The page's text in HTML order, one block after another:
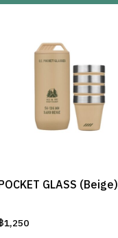
GLASS (Beige)
1,250